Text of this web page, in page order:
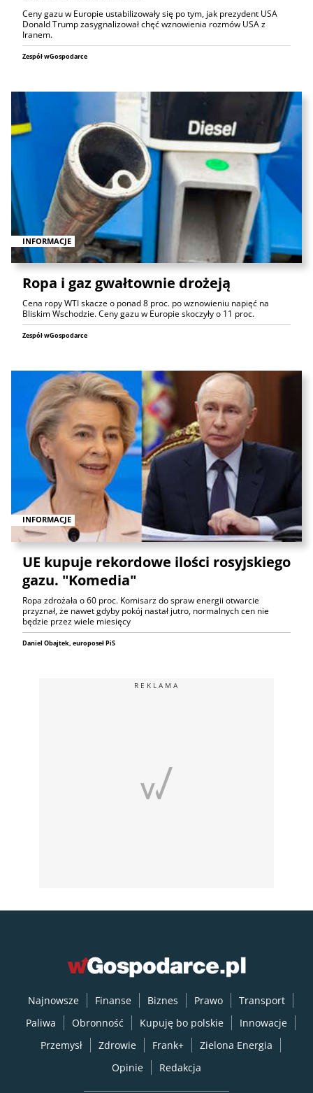
Ceny gazu w Europie ustabilizowały się po tym, jak prezydent USA
Donald Trump zasygnalizował chęć wznowienia rozmów USA z
Iranem.
Zespół wGospodarce
INFORMACJE
Ropa i gaz gwałtownie drożeją
Cena ropy WTI skacze o ponad 8 proc. po wznowieniu napięć na
Bliskim Wschodzie. Ceny gazu w Europie skoczyły o 11 proc.
Zespół wGospodarce
INFORMACJE
UE kupuje rekordowe ilości rosyjskiego
gazu. "Komedia"
Ropa zdrożała o 60 proc. Komisarz do spraw energii otwarcie
przyznał, że nawet gdyby pokój nastał jutro, normalnych cen nie
będzie przez wiele miesięcy
Daniel Obajtek, europoseł PiS
REKLAMA
Najnowsze Finanse Biznes Prawo
Transport
Paliwa
Obronność Kupuję bo polskie
Innowacje
Przemysł
Zdrowie Frank+
Zielona Energia
Opinie
Redakcja